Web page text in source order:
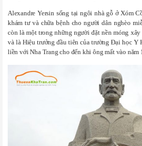
Alexandre Yersin sống tại ngôi nhà gỗ ở Xóm
khám tư và chữa bệnh cho người dân nghèo
còn là một trong những người đặt nền móng xây
và là Hiệu trưởng đầu tiên của trường Đại học Y
liền với Nha Trang cho đến khi ông mất vào năm